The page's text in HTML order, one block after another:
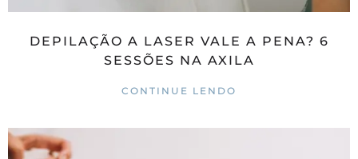
DEPILAÇÃO A LASER VALE A PENA? 6
SESSÕES NA AXILA
CONTINUE LENDO